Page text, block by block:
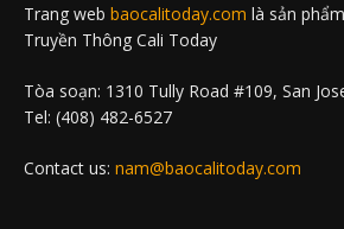
Trang web baocalitoday.com là sản
Truyền Thông Cali Today
Tòa soạn: 1310 Tully Road #109, San
Tel: (408) 482-6527
Contact us: nam@baocalitoday.com